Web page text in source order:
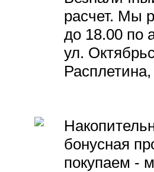
расчет. Мы
до 18.00 по
ул.
бонусная
покупаем -